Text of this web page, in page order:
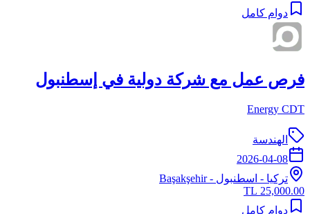
دوام كامل
فرص عمل مع شركة دولية في إسطنبول
Energy CDT
الهندسة
2026-04-08
تركيا - اسطنبول - Başakşehir
25,000.00 TL
دوام كامل